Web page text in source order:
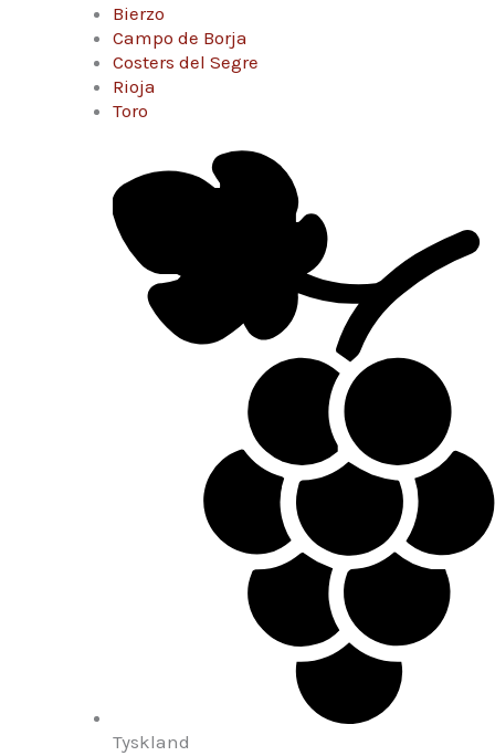
Bierzo
Campo de Borja
Costers del Segre
Rioja
Toro
Tyskland